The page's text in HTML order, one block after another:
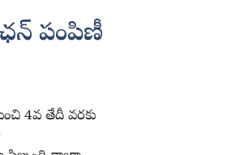
పంపిణీ
4వ తేదీ వరకు